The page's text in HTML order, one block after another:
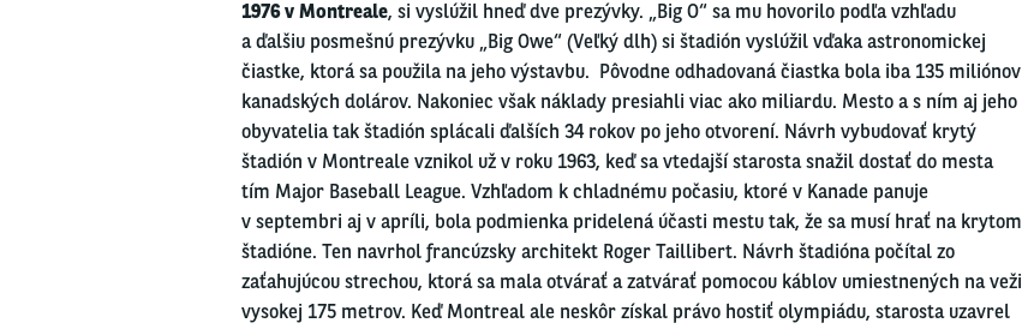
1976 v Montreale, si vyslúžil hneď dve prezývky. „Big O“ sa mu hovorilo podľa vzhľadu
a ďalšiu posmešnú prezývku „Big Owe“ (Veľký dlh) si štadión vyslúžil vďaka astronomickej
čiastke, ktorá sa použila na jeho výstavbu. Pôvodne odhadovaná čiastka bola iba 135 miliónov
kanadských dolárov. Nakoniec však náklady presiahli viac ako miliardu. Mesto a s ním aj jeho
obyvatelia tak štadión splácali ďalších 34 rokov po jeho otvorení. Návrh vybudovať krytý
štadión v Montreale vznikol už v roku 1963, keď sa vtedajší starosta snažil dostať do mesta
tím Major Baseball League. Vzhľadom k chladnému počasiu, ktoré v Kanade panuje
v septembri aj v apríli, bola podmienka pridelená účasti mestu tak, že sa musí hrať na krytom
štadióne. Ten navrhol francúzsky architekt Roger Taillibert. Návrh štadióna počítal zo
zaťahujúcou strechou, ktorá sa mala otvárať a zatvárať pomocou káblov umiestnených na veži
vysokej 175 metrov. Keď Montreal ale neskôr získal právo hostiť olympiádu, starosta uzavrel